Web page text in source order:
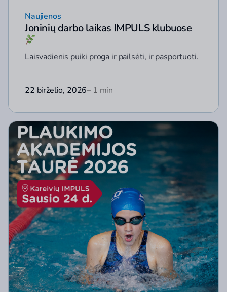
Naujienos
Joninių darbo laikas IMPULS klubuose
Laisvadienis puiki proga ir pailsėti, ir pasportuoti.
22 birželio, 2026– 1 min